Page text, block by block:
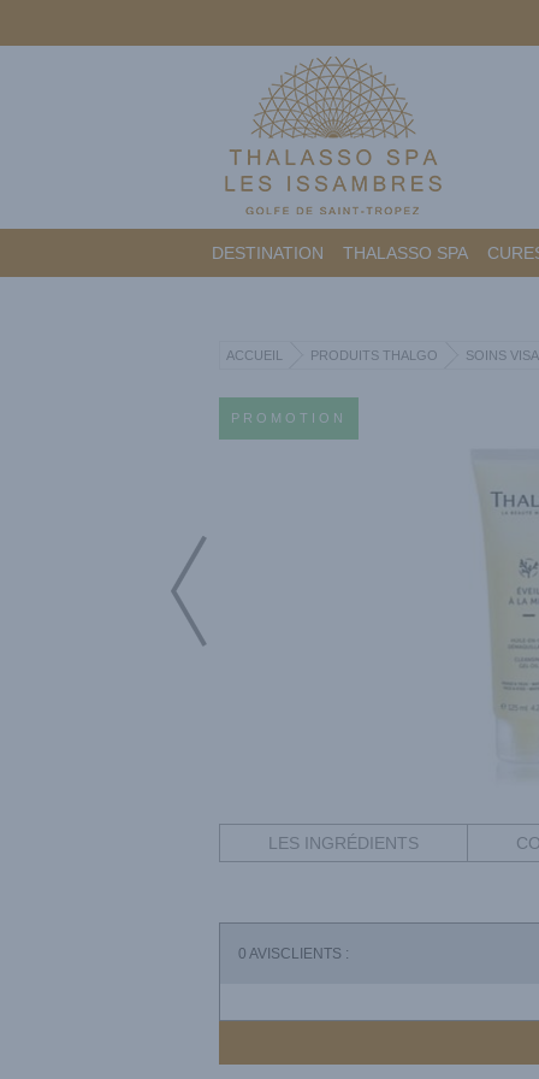
DESTINATION THALASSO SPA
ACCUEIL PRODUITS THALGO SOINS
PROMOTION
LES INGRÉDIENTS
0 AVISCLIENTS :